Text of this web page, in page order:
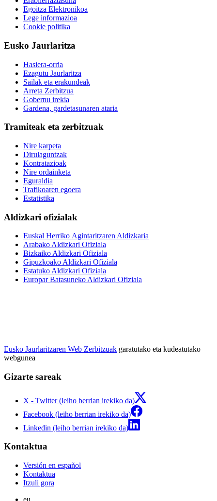
Egoitza Elektronikoa
Lege informazioa
Cookie politika
Eusko Jaurlaritza
Hasiera-orria
Ezagutu Jaurlaritza
Sailak eta erakundeak
Arreta Zerbitzua
Gobernu irekia
Gardena, gardetasunaren ataria
Tramiteak eta zerbitzuak
Nire karpeta
Dirulaguntzak
Kontratazioak
Nire ordainketa
Eguraldia
Trafikoaren egoera
Estatistika
Aldizkari ofizialak
Euskal Herriko Agintaritzaren Aldizkaria
Arabako Aldizkari Ofiziala
Bizkaiko Aldizkari Ofiziala
Gipuzkoako Aldizkari Ofiziala
Estatuko Aldizkari Ofiziala
Europar Batasuneko Aldizkari Ofiziala
Eusko Jaurlaritzaren Web Zerbitzuak garatutako eta kudeatutako
webgunea
Gizarte sareak
X - Twitter (leiho berrian irekiko da)
Facebook (leiho berrian irekiko da)
Linkedin (leiho berrian irekiko da)
Kontaktua
Versión en español
Kontaktua
Itzuli gora
eu